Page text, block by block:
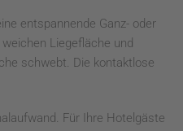
entspannende Ganz- oder
Liegefläche und
schwebt. Die kontaktlose
Für Ihre Hotelgäste